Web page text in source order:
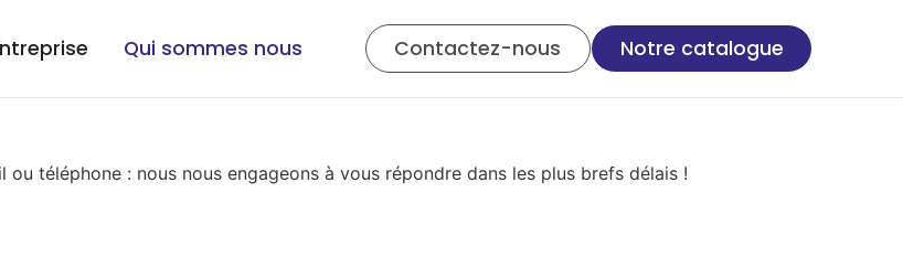
Qui sommes nous Contactez-nous Notre catalogue
téléphone : nous nous engageons à vous répondre dans les plus brefs délais !